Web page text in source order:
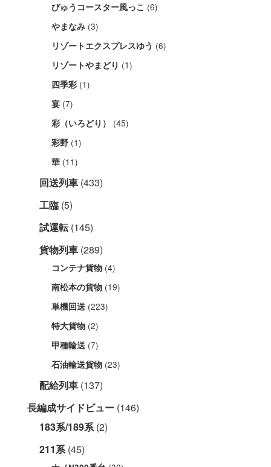
びゅうコースター風っこ (6)
やまなみ (3)
リゾートエクスプレスゆう (6)
リゾートやまどり (1)
四季彩 (1)
宴 (7)
彩（いろどり） (45)
彩野 (1)
華 (11)
回送列車 (433)
工臨 (5)
試運転(145)
貨物列車 (289)
コンテナ貨物 (4)
南松本の貨物 (19)
単機回送 (223)
特大貨物 (2)
甲種輸送 (7)
石油輸送貨物 (23)
配給列車 (137)
長編成サイドビュー (146)
183系/189系(2)
211系(45)